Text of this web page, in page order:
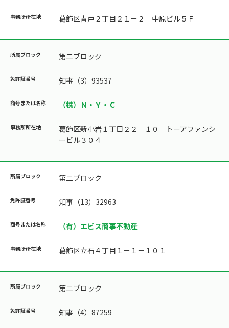
葛飾区青戸２丁目２１－２ 中原ビル５Ｆ
第二ブロック
知事（3）93537
（株）Ｎ・Ｙ・Ｃ
葛飾区新小岩１丁目２２－１０ トーアファンシ
ービル３０４
第二ブロック
知事（13）32963
（有）エビス商事不動産
葛飾区立石４丁目１－１－１０１
第二ブロック
知事（4）87259